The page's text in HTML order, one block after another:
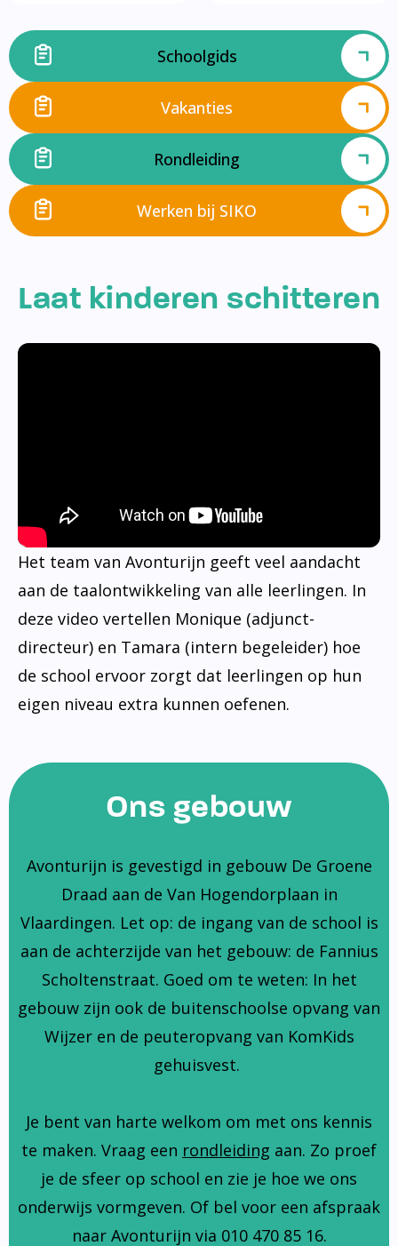
Schoolgids
Vakanties
Rondleiding
Werken bij SIKO
Laat kinderen schitteren
Het team van Avonturijn geeft veel aandacht
aan de taalontwikkeling van alle leerlingen. In
deze video vertellen Monique (adjunct-
directeur) en Tamara (intern begeleider) hoe
de school ervoor zorgt dat leerlingen op hun
eigen niveau extra kunnen oefenen.
Ons gebouw
Avonturijn is gevestigd in gebouw De Groene
Draad aan de Van Hogendorplaan in
Vlaardingen. Let op: de ingang van de school is
aan de achterzijde van het gebouw: de Fannius
Scholtenstraat. Goed om te weten: In het
gebouw zijn ook de buitenschoolse opvang van
Wijzer en de peuteropvang van KomKids
gehuisvest.
Je bent van harte welkom om met ons kennis
te maken. Vraag een rondleiding aan. Zo proef
je de sfeer op school en zie je hoe we ons
onderwijs vormgeven. Of bel voor een afspraak
naar Avonturijn via 010 470 85 16.